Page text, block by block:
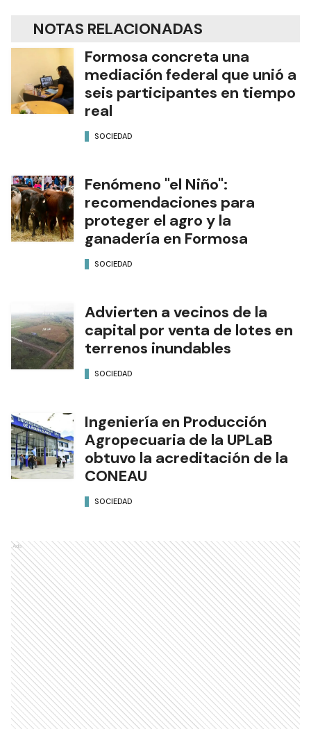
NOTAS RELACIONADAS
Formosa concreta una
mediación federal que unió a
seis participantes en tiempo
real
SOCIEDAD
Fenómeno "el Niño":
recomendaciones para
proteger el agro y la
ganadería en Formosa
SOCIEDAD
Advierten a vecinos de la
capital por venta de lotes en
terrenos inundables
SOCIEDAD
Ingeniería en Producción
Agropecuaria de la UPLaB
obtuvo la acreditación de la
CONEAU
SOCIEDAD
Ads